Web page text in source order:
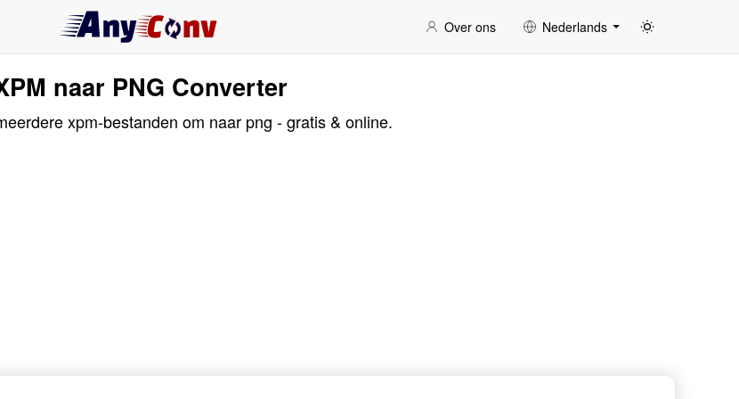
Over ons Nederlands
naar PNG Converter
xpm-bestanden om naar png - gratis & online.